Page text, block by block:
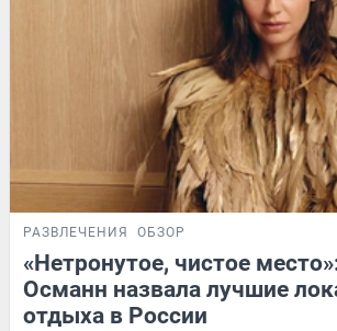
РАЗВЛЕЧЕНИЯ ОБЗОР
«Нетронутое, чистое
Османн назвала лучшие
отдыха в России